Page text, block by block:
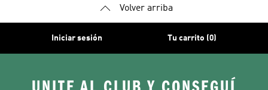
Volver arriba
Iniciar sesión Tu carrito (0)